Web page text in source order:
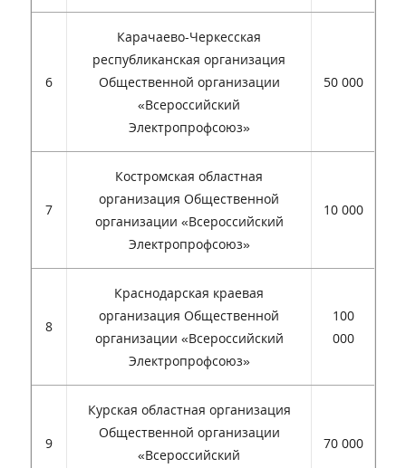
6
Карачаево-Черкесская
республиканская организация
Общественной организации
«Всероссийский
Электропрофсоюз»
50 000
7
Костромская областная
организация Общественной
организации «Всероссийский
Электропрофсоюз»
10 000
8
Краснодарская краевая
организация Общественной
организации «Всероссийский
Электропрофсоюз»
100
000
9
Курская областная организация
Общественной организации
«Всероссийский
70 000